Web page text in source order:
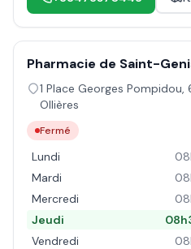
Pharmacie de Saint-
1 Place Georges Pompidou,
Ollières
Fermé
Lundi
Mardi
Mercredi
Jeudi
Vendredi